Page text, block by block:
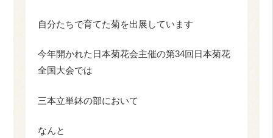
自分たちで育てた菊を出展しています
今年開かれた日本菊花会主催の第34回日本菊花
全国大会では
三本立単鉢の部において
なんと